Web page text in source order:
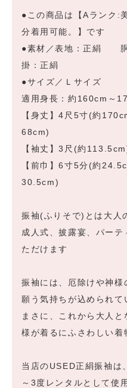
●この商品は【Aランク:
分着用可能。】です
●素材／表地：正絹
掛：正絹
●サイズ／Ｌサイズ
適用身長：約160cm～
【身丈】4尺5寸(約
68cm)
【袖丈】3尺(約
【前巾】6寸5分(約
30.5cm)
振袖(ふりそで)とは大人
成人式、披露宴、パー
ただけます
振袖には、厄除けや神様
願う気持ちが込められて
まさに、これから大人
様が着るにふさわしい着
当店のUSED正絹振袖は
～3度レンタルとして使